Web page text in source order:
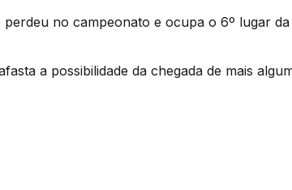
perdeu no campeonato e ocupa o 6º lugar
a possibilidade da chegada de mais